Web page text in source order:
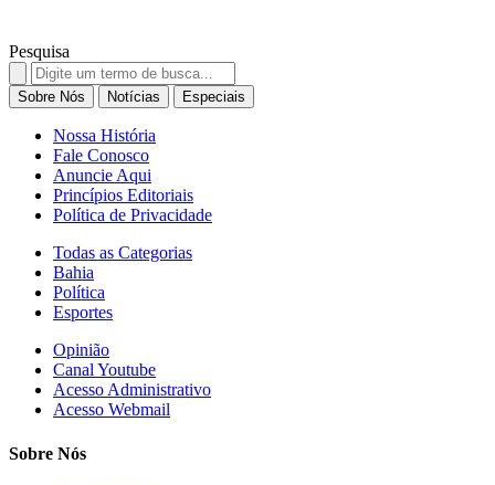
Pesquisa
Search
for:
Sobre Nós Notícias Especiais
Nossa História
Fale Conosco
Anuncie Aqui
Princípios Editoriais
Política de Privacidade
Todas as Categorias
Bahia
Política
Esportes
Opinião
Canal Youtube
Acesso Administrativo
Acesso Webmail
Sobre Nós